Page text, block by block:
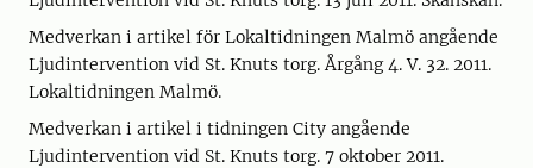
Medverkan i artikel för Lokaltidningen Malmö angående
Ljudintervention vid St. Knuts torg. Årgång 4. V. 32. 2011.
Lokaltidningen Malmö.
Medverkan i artikel i tidningen City angående
Ljudintervention vid St. Knuts torg. 7 oktober 2011.